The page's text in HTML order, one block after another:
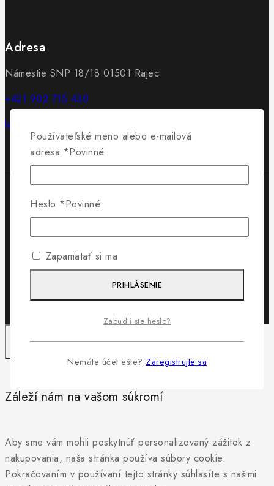
Adresa
Námestie SNP 18/18 01501 Rajec
+421 902 715 430
lewis@lewis.sk
VytvoriloByteminds
Záleží nám na vašom súkromí
Aby sme vám mohli poskytnúť personalizovaný zážitok z
nakupovania, naša stránka používa súbory cookie.
Pokračovaním v používaní tejto stránky súhlasíte s našimi
Používateľské meno alebo e-mailová
adresa *Povinné
Heslo *Povinné
Zapamätať si ma
PRIHLÁSENIE
Zabudli ste heslo?
Nemáte účet ešte? Zaregistrujte sa